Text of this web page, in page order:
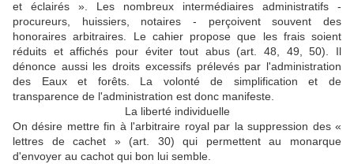
et éclairés ». Les nombreux intermédiaires administratifs -
procureurs, huissiers, notaires - perçoivent souvent des
honoraires arbitraires. Le cahier propose que les frais soient
réduits et affichés pour éviter tout abus (art. 48, 49, 50). Il
dénonce aussi les droits excessifs prélevés par l'administration
des Eaux et forêts. La volonté de simplification et de
transparence de l'administration est donc manifeste.
La liberté individuelle
On désire mettre fin à l'arbitraire royal par la suppression des «
lettres de cachet » (art. 30) qui permettent au monarque
d'envoyer au cachot qui bon lui semble.